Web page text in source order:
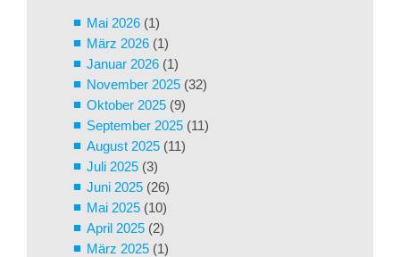
Mai 2026 (1)
März 2026 (1)
Januar 2026 (1)
November 2025 (32)
Oktober 2025 (9)
September 2025 (11)
August 2025 (11)
Juli 2025 (3)
Juni 2025 (26)
Mai 2025 (10)
April 2025 (2)
März 2025 (1)